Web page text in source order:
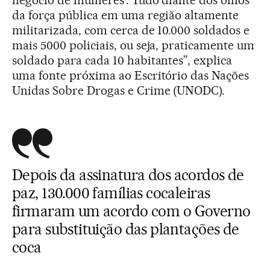
da força pública em uma região altamente
militarizada, com cerca de 10.000 soldados e
mais 5000 policiais, ou seja, praticamente um
soldado para cada 10 habitantes”, explica
uma fonte próxima ao Escritório das Nações
Unidas Sobre Drogas e Crime (UNODC).
Depois da assinatura dos acordos de
paz, 130.000 famílias cocaleiras
firmaram um acordo com o Governo
para substituição das plantações de
coca